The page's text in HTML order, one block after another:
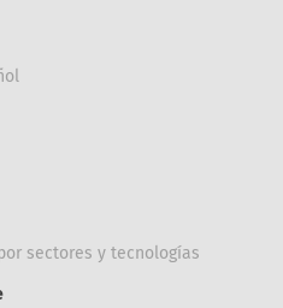
sectores y tecnologías